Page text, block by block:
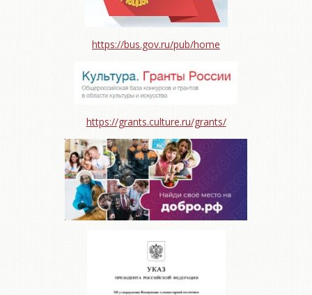
https://bus.gov.ru/pub/home
https://grants.culture.ru/grants/